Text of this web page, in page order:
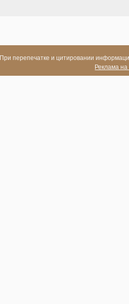
При перепечатке и цитировании
Реклама на